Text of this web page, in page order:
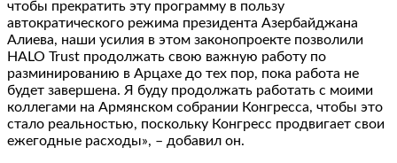
чтобы прекратить эту программу в пользу
автократического режима президента Азербайджана
Алиева, наши усилия в этом законопроекте позволили
HALO Trust продолжать свою важную работу по
разминированию в Арцахе до тех пор, пока работа не
будет завершена. Я буду продолжать работать с моими
коллегами на Армянском собрании Конгресса, чтобы это
стало реальностью, поскольку Конгресс продвигает свои
ежегодные расходы», – добавил он.